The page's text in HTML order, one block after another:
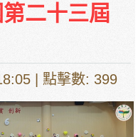
二十三屆
| 點擊數: 399